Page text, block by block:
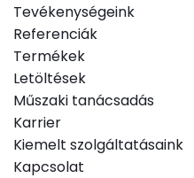
Tevékenységeink
Referenciák
Termékek
Letöltések
Műszaki tanácsadás
Karrier
Kiemelt szolgáltatásaink
Kapcsolat